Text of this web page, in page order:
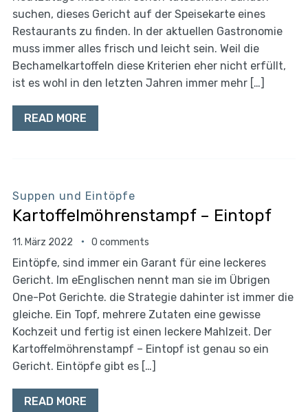
suchen, dieses Gericht auf der Speisekarte eines
Restaurants zu finden. In der aktuellen Gastronomie
muss immer alles frisch und leicht sein. Weil die
Bechamelkartoffeln diese Kriterien eher nicht erfüllt,
ist es wohl in den letzten Jahren immer mehr […]
READ MORE
Suppen und Eintöpfe
Kartoffelmöhrenstampf – Eintopf
11. März 2022 0 comments
Eintöpfe, sind immer ein Garant für eine leckeres
Gericht. Im eEnglischen nennt man sie im Übrigen
One-Pot Gerichte. die Strategie dahinter ist immer die
gleiche. Ein Topf, mehrere Zutaten eine gewisse
Kochzeit und fertig ist einen leckere Mahlzeit. Der
Kartoffelmöhrenstampf – Eintopf ist genau so ein
Gericht. Eintöpfe gibt es […]
READ MORE